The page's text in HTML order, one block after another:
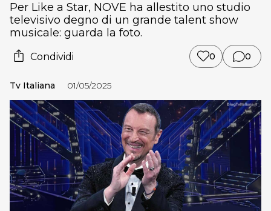
Per Like a Star, NOVE ha allestito uno studio
televisivo degno di un grande talent show
musicale: guarda la foto.
Condividi 0 0
Tv Italiana 01/05/2025